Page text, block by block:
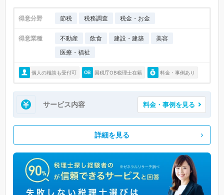
得意分野 節税 税務調査 税金・お金
得意業種 不動産 飲食 建設・建築
美容
医療・福祉
個人の相談も受付可 国税庁OB税理士在籍 料金・事例あり
サービス内容 料金・事例を見る
詳細を見る